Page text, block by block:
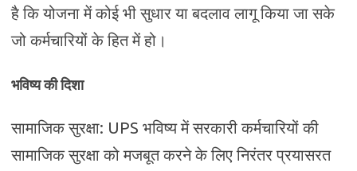
है कि योजना में कोई भी सुधार या बदलाव लागू किया जा सके
जो कर्मचारियों के हित में हो।
भविष्य की दिशा
सामाजिक सुरक्षा: UPS भविष्य में सरकारी कर्मचारियों की
सामाजिक सुरक्षा को मजबूत करने के लिए निरंतर प्रयासरत